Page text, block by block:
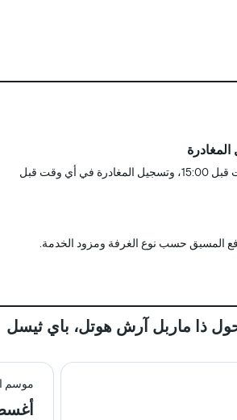
تسجيل الوصول في أي وقت قبل 15:00، وتسجيل المغادرة في أي وقت قبل
المسبق حسب نوع الغرفة ومزود الخدمة.
ذا ماربل آرش هوتل، باي ثيسل
موسم